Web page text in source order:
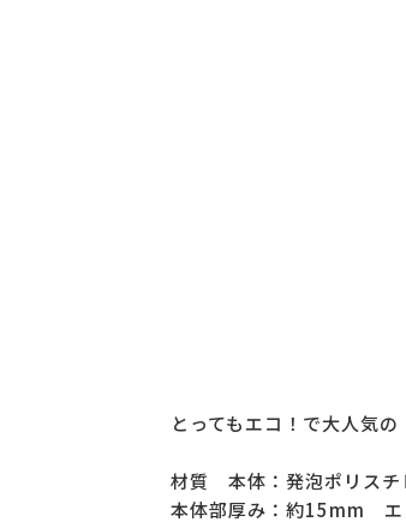
とってもエコ！で大人気
材質 本体：発泡ポリスチ
本体部厚み：約15mm エ